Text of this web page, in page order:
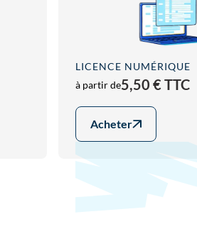
LICENCE NUMÉRIQUE
à partir de5,50 € TTC
Acheter